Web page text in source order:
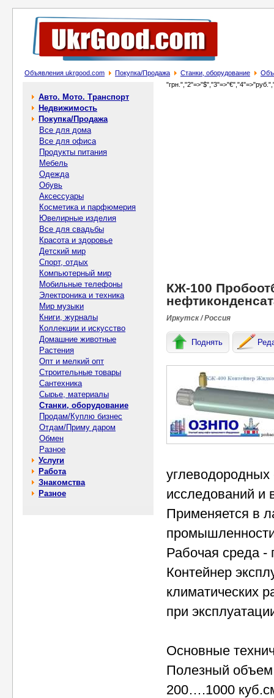
Объявления ukrgood.com Покупка/Продажа Станки, оборудование
Авто. Мото. Транспорт
Недвижимость
Покупка/Продажа
Все для дома
Все для офиса
Продукты питания
Мебель
Одежда
Обувь
Аксессуары
Косметика и парфюмерия
Ювелирные изделия
Все для свадьбы
Красота и здоровье
Детский мир
Спорт, отдых
Компьютерный мир
Мобильные телефоны
Электроника и техника
Мир музыки
Книги, журналы
Коллекции и искусство
Домашние животные
Растения
Опт и мелкий опт
Строительные товары
Сантехника
Сырье, материалы
Станки, оборудование
Продам/Куплю бизнес
Отдам/Приму даром
Обмен
Разное
Услуги
Работа
Знакомства
Разное
КЖ-100
Иркутск / Россия
Поднять
углеводородных
исследований и
Применяется в
Рабочая среда -
Контейнер
климатических
при
Основные
Полезный объем
200….1000